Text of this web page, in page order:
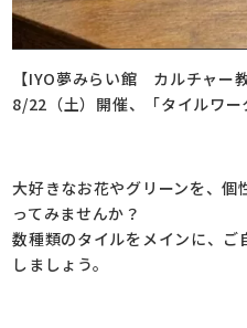
【IYO夢みらい館 カルチャー教
8/22（土）開催、「タイルワー
大好きなお花やグリーンを、
ってみませんか？
数種類のタイルをメインに、
しましょう。